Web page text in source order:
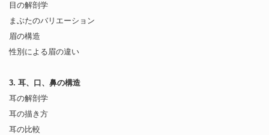
目の解剖学
まぶたのバリエーション
眉の構造
性別による眉の違い
3. 耳、口、鼻の構造
耳の解剖学
耳の描き方
耳の比較